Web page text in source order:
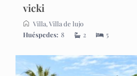
vicki
Villa, Villa de lujo
Huéspedes: 8 2 5